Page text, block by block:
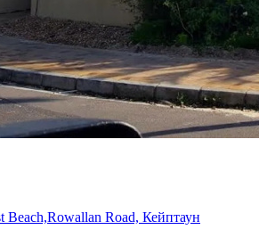
Beach,Rowallan Road, Кейптаун